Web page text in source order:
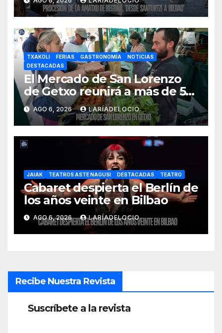
embarcaciones
TXAKOLI FERIAS GASTRONOMÍA
NOTICIAS
DESTACADAS
El Mercado de San Lorenzo
de Getxo reunirá a más de 50
productores del País Vasco
AGO 6, 2026 LARÍADELOCIO
JAIAK TEATROS ASTE NAGUSI DESTACADAS TEATRO
Cabaret despierta el Berlín de
los años veinte en Bilbao
AGO 6, 2026 LARÍADELOCIO
Recibe Nuestra Revista
Suscríbete a la revista